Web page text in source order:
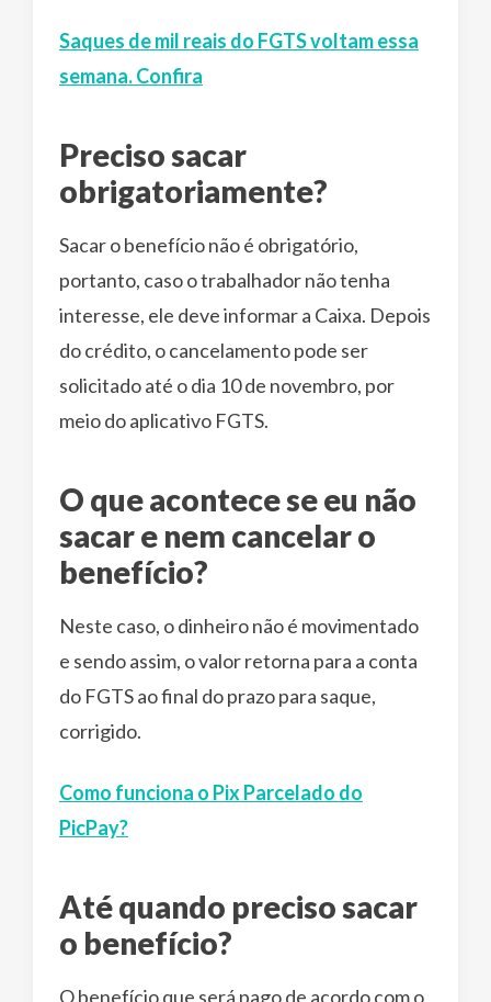
Saques de mil reais do FGTS voltam essa
semana. Confira
Preciso sacar
obrigatoriamente?
Sacar o benefício não é obrigatório,
portanto, caso o trabalhador não tenha
interesse, ele deve informar a Caixa. Depois
do crédito, o cancelamento pode ser
solicitado até o dia 10 de novembro, por
meio do aplicativo FGTS.
O que acontece se eu não
sacar e nem cancelar o
benefício?
Neste caso, o dinheiro não é movimentado
e sendo assim, o valor retorna para a conta
do FGTS ao final do prazo para saque,
corrigido.
Como funciona o Pix Parcelado do
PicPay?
Até quando preciso sacar
o benefício?
O benefício que será pago de acordo com o